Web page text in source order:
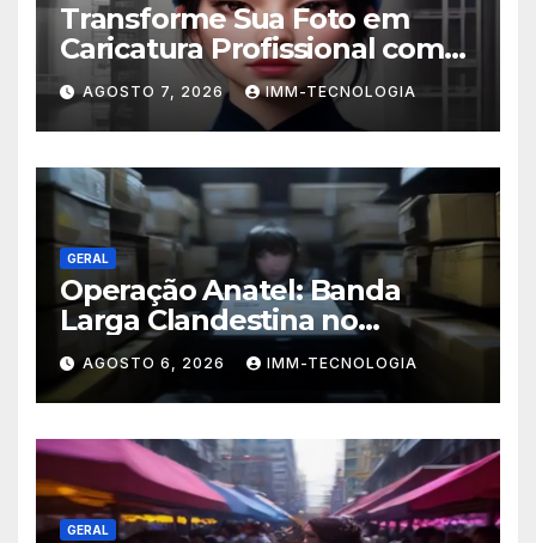
Transforme Sua Foto em
Caricatura Profissional com
ChatGPT: A Nova Trend
Digital Explicada
AGOSTO 7, 2026 IMM-TECNOLOGIA
GERAL
Operação Anatel: Banda
Larga Clandestina no
Sudeste Sofre Grande Golpe
com Apreensão de R$ 24 Mil
em Equipamentos
AGOSTO 6, 2026 IMM-TECNOLOGIA
GERAL